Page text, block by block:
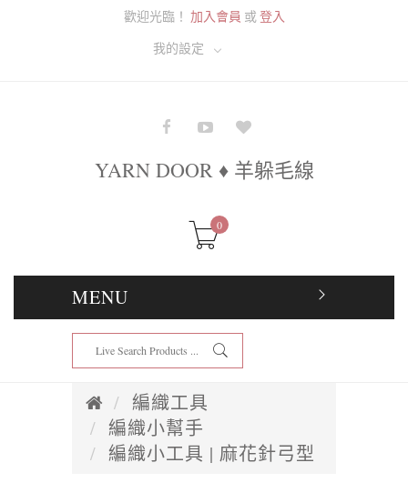
歡迎光臨！ 加入會員 或登入
我的設定
YARN DOOR ♦ 羊躲毛線
0
MENU
編織工具
編織小幫手
編織小工具 | 麻花針弓型